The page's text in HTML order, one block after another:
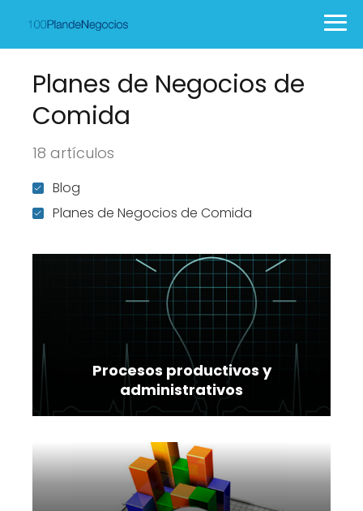
Planes de Negocios de
Comida
18 artículos
Blog
Planes de Negocios de Comida
Procesos productivos y
administrativos